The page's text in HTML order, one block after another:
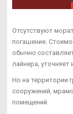
Отсутствуют
погашение.
обычно
лайнера, уточняет
Но на территории
сооружений,
помещений.